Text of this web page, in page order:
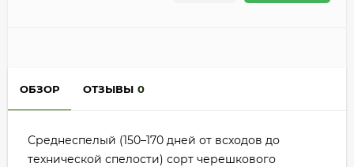
ОБЗОР ОТЗЫВЫ 0
Среднеспелый (150–170 дней от всходов до
технической спелости) сорт черешкового